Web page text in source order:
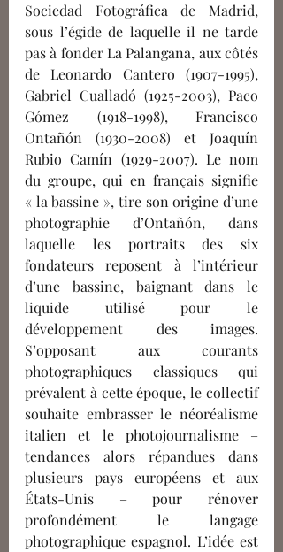
Sociedad Fotográfica de Madrid,
sous l’égide de laquelle il ne tarde
pas à fonder La Palangana, aux côtés
de Leonardo Cantero (1907-1995),
Gabriel Cualladó (1925-2003), Paco
Gómez (1918-1998), Francisco
Ontañón (1930-2008) et Joaquín
Rubio Camín (1929-2007). Le nom
du groupe, qui en français signifie
« la bassine », tire son origine d’une
photographie d’Ontañón, dans
laquelle les portraits des six
fondateurs reposent à l’intérieur
d’une bassine, baignant dans le
liquide utilisé pour le
développement des images.
S’opposant aux courants
photographiques classiques qui
prévalent à cette époque, le collectif
souhaite embrasser le néoréalisme
italien et le photojournalisme –
tendances alors répandues dans
plusieurs pays européens et aux
États-Unis – pour rénover
profondément le langage
photographique espagnol. L’idée est